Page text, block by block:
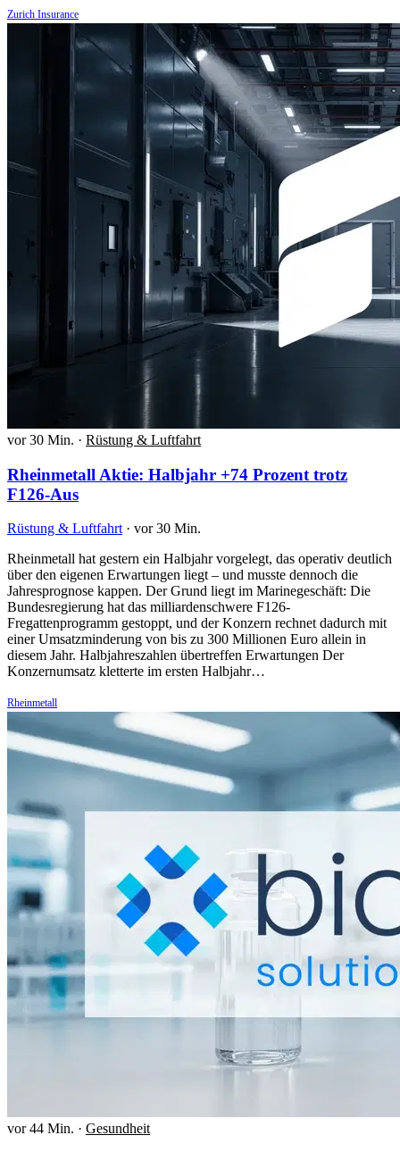
Zurich Insurance
vor 30 Min. · Rüstung & Luftfahrt
Rheinmetall Aktie: Halbjahr +74 Prozent trotz
F126-Aus
Rüstung & Luftfahrt · vor 30 Min.
Rheinmetall hat gestern ein Halbjahr vorgelegt, das operativ deutlich
über den eigenen Erwartungen liegt – und musste dennoch die
Jahresprognose kappen. Der Grund liegt im Marinegeschäft: Die
Bundesregierung hat das milliardenschwere F126-
Fregattenprogramm gestoppt, und der Konzern rechnet dadurch mit
einer Umsatzminderung von bis zu 300 Millionen Euro allein in
diesem Jahr. Halbjahreszahlen übertreffen Erwartungen Der
Konzernumsatz kletterte im ersten Halbjahr…
Rheinmetall
vor 44 Min. · Gesundheit